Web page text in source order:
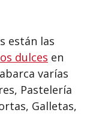
están las
dulces en
varías
Pastelería
Galletas,